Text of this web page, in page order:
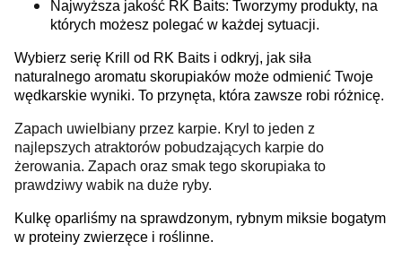
Najwyższa jakość RK Baits: Tworzymy produkty, na
których możesz polegać w każdej sytuacji.
Wybierz serię Krill od RK Baits i odkryj, jak siła
naturalnego aromatu skorupiaków może odmienić Twoje
wędkarskie wyniki. To przynęta, która zawsze robi różnicę.
Zapach uwielbiany przez karpie. Kryl to jeden z
najlepszych atraktorów pobudzających karpie do
żerowania. Zapach oraz smak tego skorupiaka to
prawdziwy wabik na duże ryby.
Kulkę oparliśmy na sprawdzonym, rybnym miksie bogatym
w proteiny zwierzęce i roślinne.